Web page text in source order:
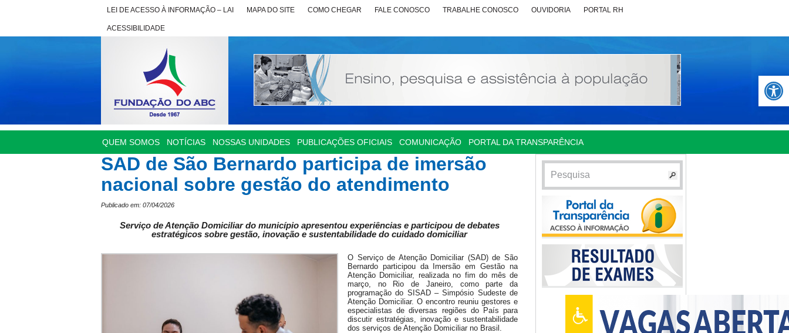
Abrir
LEI DE ACESSO À INFORMAÇÃO – LAI MAPA DO SITE COMO CHEGAR FALE CONOSCO TRABALHE CONOSCO OUVIDORIA PORTAL RH
ACESSIBILIDADE
QUEM SOMOS NOTÍCIAS NOSSAS UNIDADES PUBLICAÇÕES OFICIAIS COMUNICAÇÃO PORTAL DA TRANSPARÊNCIA
SAD de São Bernardo participa de imersão
nacional sobre gestão do atendimento
Publicado em: 07/04/2026
Serviço de Atenção Domiciliar do município apresentou experiências e participou de debates
estratégicos sobre gestão, inovação e sustentabilidade do cuidado domiciliar
O Serviço de Atenção Domiciliar (SAD) de São
Bernardo participou da Imersão em Gestão na
Atenção Domiciliar, realizada no fim do mês de
março, no Rio de Janeiro, como parte da
programação do SISAD – Simpósio Sudeste de
Atenção Domiciliar. O encontro reuniu gestores e
especialistas de diversas regiões do País para
discutir estratégias, inovação e sustentabilidade
dos serviços de Atenção Domiciliar no Brasil.